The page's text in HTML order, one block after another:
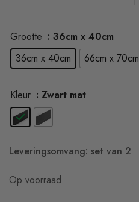
Grootte : 36cm x 40cm
36cm x 40cm
66cm x 70cm
Kleur : Zwart mat
Leveringsomvang: set van 2
Op voorraad